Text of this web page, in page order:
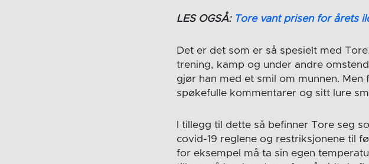
LES OGSÅ: Tore vant prisen for årets
Det er det som er så spesielt med
trening, kamp og under andre
gjør han med et smil om munnen.
spøkefulle kommentarer og sitt lure
I tillegg til dette så befinner Tore seg
covid-19 reglene og restriksjonene til
for eksempel må ta sin egen